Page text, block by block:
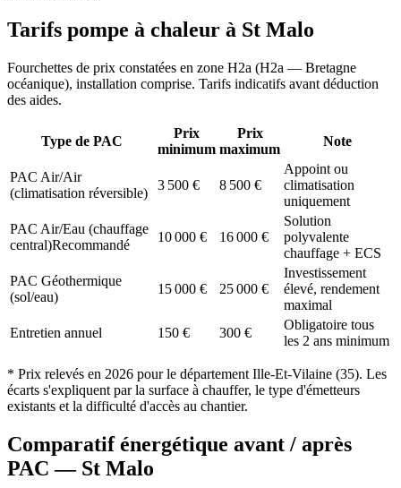
Tarifs pompe à chaleur à St Malo
Fourchettes de prix constatées en zone H2a (H2a — Bretagne
océanique), installation comprise. Tarifs indicatifs avant déduction
des aides.
Type de PAC
Prix
minimum
Prix
maximum
Note
PAC Air/Air
(climatisation réversible)
3 500 € 8 500 €
Appoint ou
climatisation
uniquement
PAC Air/Eau (chauffage
central)Recommandé
10 000 € 16 000 €
Solution
polyvalente
chauffage + ECS
PAC Géothermique
(sol/eau)
15 000 € 25 000 €
Investissement
élevé, rendement
maximal
Entretien annuel
150 € 300 €
Obligatoire tous
les 2 ans minimum
* Prix relevés en 2026 pour le département Ille-Et-Vilaine (35). Les
écarts s'expliquent par la surface à chauffer, le type d'émetteurs
existants et la difficulté d'accès au chantier.
Comparatif énergétique avant / après
PAC — St Malo